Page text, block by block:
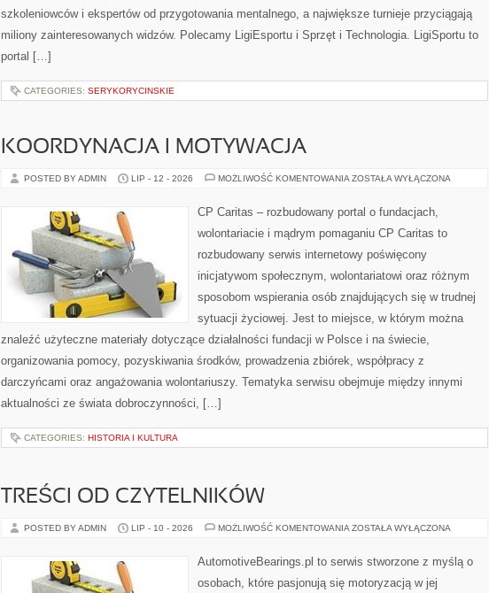
szkoleniowców i ekspertów od przygotowania mentalnego, a największe turnieje przyciągają
miliony zainteresowanych widzów. Polecamy LigiEsportu i Sprzęt i Technologia. LigiSportu to
portal […]
CATEGORIES: SERYKORYCINSKIE
KOORDYNACJA I MOTYWACJA
POSTED BY ADMIN LIP - 12 - 2026 MOŻLIWOŚĆ KOMENTOWANIA KOORDYNACJA
ZOSTAŁA WYŁĄCZONA
CP Caritas – rozbudowany portal o fundacjach,
wolontariacie i mądrym pomaganiu CP Caritas to
rozbudowany serwis internetowy poświęcony
inicjatywom społecznym, wolontariatowi oraz różnym
sposobom wspierania osób znajdujących się w trudnej
sytuacji życiowej. Jest to miejsce, w którym można
znaleźć użyteczne materiały dotyczące działalności fundacji w Polsce i na świecie,
organizowania pomocy, pozyskiwania środków, prowadzenia zbiórek, współpracy z
darczyńcami oraz angażowania wolontariuszy. Tematyka serwisu obejmuje między innymi
aktualności ze świata dobroczynności, […]
CATEGORIES: HISTORIA I KULTURA
TREŚCI OD CZYTELNIKÓW
POSTED BY ADMIN LIP - 10 - 2026 MOŻLIWOŚĆ KOMENTOWANIA TREŚCI
ZOSTAŁA WYŁĄCZONA
AutomotiveBearings.pl to serwis stworzone z myślą o
osobach, które pasjonują się motoryzacją w jej